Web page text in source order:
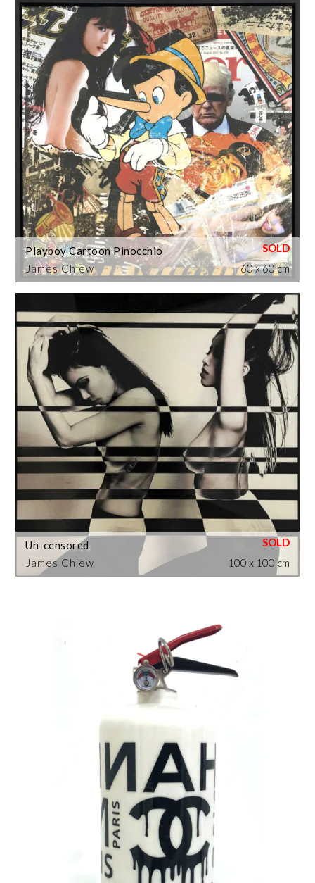
James Chiew
Playboy Cartoon Pinocchio
60 x 60 cm
James Chiew
Un-censored
100 x 100 cm